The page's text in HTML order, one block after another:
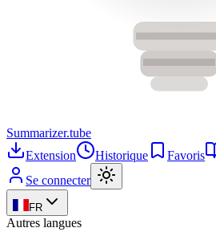
Summarizer.tube
Extension
Historique Favoris
Se connecter
FR
Autres langues